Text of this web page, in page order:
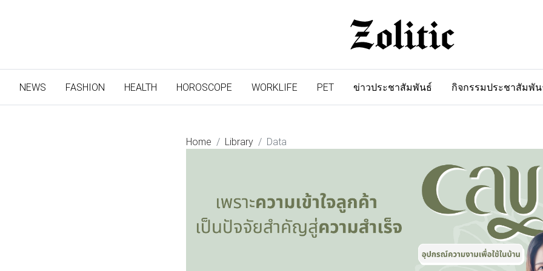
NEWS (CURRENT)
FASHION HEALTH HOROSCOPE WORKLIFE PET ข่าวประชาสัมพันธ์ กิจกรรมประชาสัมพั
Home Library Data